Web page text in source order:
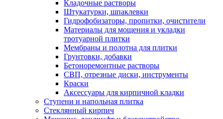
Кладочные растворы
Штукатурки, шпаклевки
Гидрофобизаторы, пропитки, очистители
Материалы для мощения и укладки
тротуарной плитки
Мембраны и полотна для плитки
Грунтовки, добавки
Бетоноремонтные растворы
СВП, отрезные диски, инструменты
Краски
Аксессуары для кирпичной кладки
Ступени и напольная плитка
Cтеклянный кирпич